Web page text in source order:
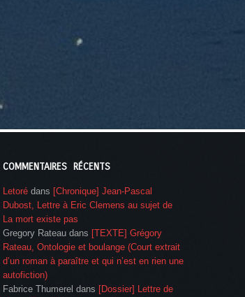
COMMENTAIRES RÉCENTS
Letoré dans [Chronique] Jean-Pascal
Dubost, Lettre à Eric Clemens au sujet de
La mort existe pas
Gregory Rateau dans [TEXTE] Grégory
Rateau, Ontologie et boulange (Court extrait
d’un roman à paraître et qui n’est en rien une
autofiction)
Fabrice Thumerel dans [Dossier] Lettre de